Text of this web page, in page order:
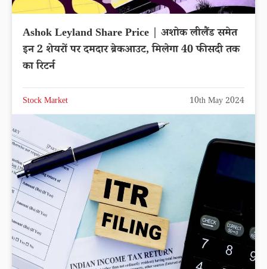
Ashok Leyland Share Price | अशोक लीलैंड समेत
इन 2 शेयरों पर दमदार ब्रेकआउट, मिलेगा 40 फीसदी तक
का रिटर्न
Stock Market 10th May 2024